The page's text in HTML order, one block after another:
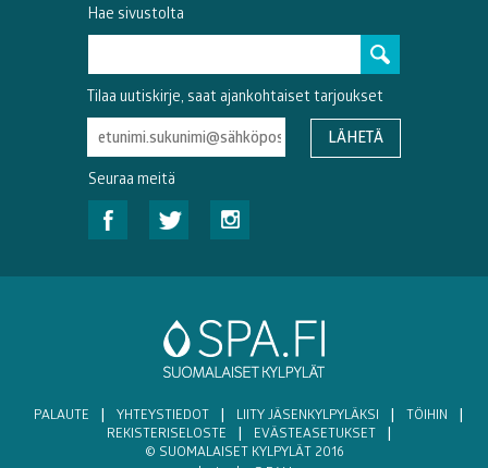
Hae sivustolta
Tilaa uutiskirje, saat ajankohtaiset tarjoukset
Seuraa meitä
PALAUTE | YHTEYSTIEDOT | LIITY JÄSENKYLPYLÄKSI | TÖIHIN
|
REKISTERISELOSTE
| EVÄSTEASETUKSET
|
© SUOMALAISET KYLPYLÄT 2016